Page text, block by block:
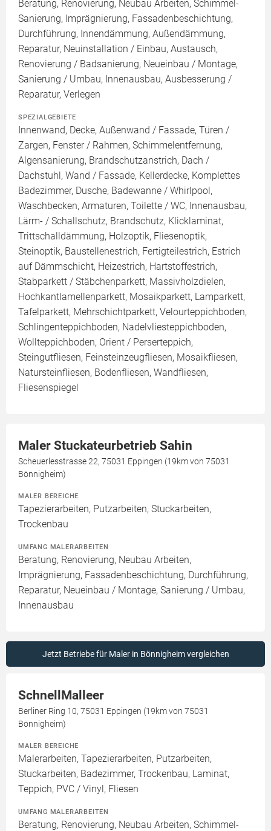
Beratung, Renovierung, Neubau Arbeiten, Schimmel-
Sanierung, Imprägnierung, Fassadenbeschichtung,
Durchführung, Innendämmung, Außendämmung,
Reparatur, Neuinstallation / Einbau, Austausch,
Renovierung / Badsanierung, Neueinbau / Montage,
Sanierung / Umbau, Innenausbau, Ausbesserung /
Reparatur, Verlegen
SPEZIALGEBIETE
Innenwand, Decke, Außenwand / Fassade, Türen /
Zargen, Fenster / Rahmen, Schimmelentfernung,
Algensanierung, Brandschutzanstrich, Dach /
Dachstuhl, Wand / Fassade, Kellerdecke, Komplettes
Badezimmer, Dusche, Badewanne / Whirlpool,
Waschbecken, Armaturen, Toilette / WC, Innenausbau,
Lärm- / Schallschutz, Brandschutz, Klicklaminat,
Trittschalldämmung, Holzoptik, Fliesenoptik,
Steinoptik, Baustellenestrich, Fertigteilestrich, Estrich
auf Dämmschicht, Heizestrich, Hartstoffestrich,
Stabparkett / Stäbchenparkett, Massivholzdielen,
Hochkantlamellenparkett, Mosaikparkett, Lamparkett,
Tafelparkett, Mehrschichtparkett, Velourteppichboden,
Schlingenteppichboden, Nadelvliesteppichboden,
Wollteppichboden, Orient / Perserteppich,
Steingutfliesen, Feinsteinzeugfliesen, Mosaikfliesen,
Natursteinfliesen, Bodenfliesen, Wandfliesen,
Fliesenspiegel
Maler Stuckateurbetrieb Sahin
Scheuerlesstrasse 22, 75031 Eppingen (19km von 75031
Bönnigheim)
MALER BEREICHE
Tapezierarbeiten, Putzarbeiten, Stuckarbeiten,
Trockenbau
UMFANG MALERARBEITEN
Beratung, Renovierung, Neubau Arbeiten,
Imprägnierung, Fassadenbeschichtung, Durchführung,
Reparatur, Neueinbau / Montage, Sanierung / Umbau,
Innenausbau
Jetzt Betriebe für Maler in Bönnigheim vergleichen
SchnellMalleer
Berliner Ring 10, 75031 Eppingen (19km von 75031
Bönnigheim)
MALER BEREICHE
Malerarbeiten, Tapezierarbeiten, Putzarbeiten,
Stuckarbeiten, Badezimmer, Trockenbau, Laminat,
Teppich, PVC / Vinyl, Fliesen
UMFANG MALERARBEITEN
Beratung, Renovierung, Neubau Arbeiten, Schimmel-